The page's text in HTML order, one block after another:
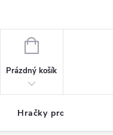
NÁKUPNÍ
Prázdný košík
Hračky pro děti